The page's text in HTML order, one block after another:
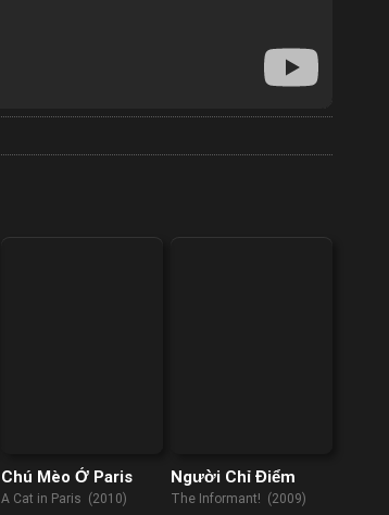
Chú Mèo Ở Paris
A Cat in Paris (2010)
Người Chỉ Điểm
The Informant! (2009)